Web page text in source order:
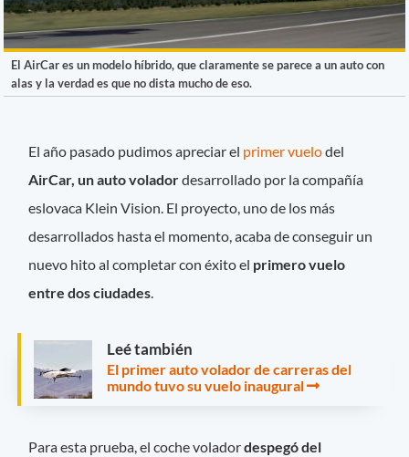
El AirCar es un modelo híbrido, que claramente se parece a un auto con
alas y la verdad es que no dista mucho de eso.
El año pasado pudimos apreciar el primer vuelodel
AirCar, un auto voladordesarrollado por la compañía
eslovaca Klein Vision. El proyecto, uno de los más
desarrollados hasta el momento, acaba de conseguir un
nuevo hito al completar con éxito el primero vuelo
entre dos ciudades
Leé también
El primer auto volador de carreras del
mundo tuvo su vuelo inaugural
Para esta prueba, el coche voladordespegó del